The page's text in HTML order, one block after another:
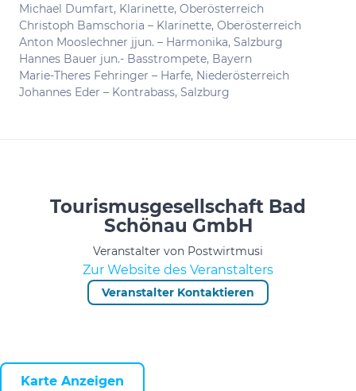
Michael Dumfart, Klarinette, Oberösterreich
Christoph Bamschoria – Klarinette, Oberösterreich
Anton Mooslechner jjun. – Harmonika, Salzburg
Hannes Bauer jun.- Basstrompete, Bayern
Marie-Theres Fehringer – Harfe, Niederösterreich
Johannes Eder – Kontrabass, Salzburg
Tourismusgesellschaft Bad
Schönau GmbH
Veranstalter von Postwirtmusi
Zur Website des Veranstalters
Veranstalter Kontaktieren
Karte Anzeigen